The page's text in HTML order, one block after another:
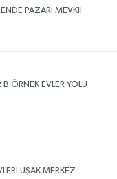
PAZARI MEVKİİ
ÖRNEK EVLER YOLU
UŞAK MERKEZ